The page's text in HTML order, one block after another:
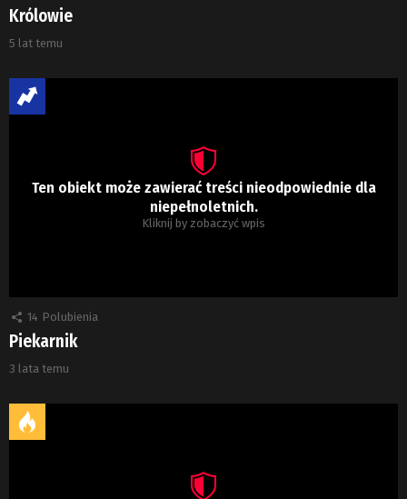
Królowie
5 lat temu
Ten obiekt może zawierać treści nieodpowiednie dla
niepełnoletnich.
Kliknij by zobaczyć wpis
14 Polubienia
Piekarnik
3 lata temu